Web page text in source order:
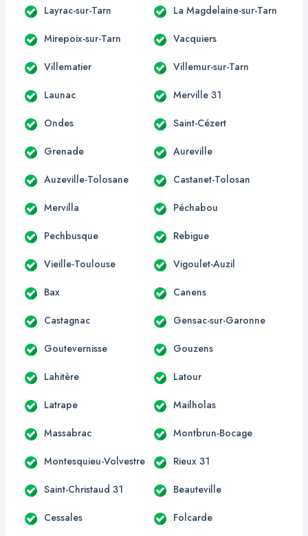
Layrac-sur-Tarn La Magdelaine-sur-Tarn
Mirepoix-sur-Tarn Vacquiers
Villematier Villemur-sur-Tarn
Launac Merville 31
Ondes Saint-Cézert
Grenade Aureville
Auzeville-Tolosane Castanet-Tolosan
Mervilla Péchabou
Pechbusque Rebigue
Vieille-Toulouse Vigoulet-Auzil
Bax Canens
Castagnac Gensac-sur-Garonne
Goutevernisse Gouzens
Lahitère Latour
Latrape Mailholas
Massabrac Montbrun-Bocage
Montesquieu-Volvestre Rieux 31
Saint-Christaud 31 Beauteville
Cessales Folcarde